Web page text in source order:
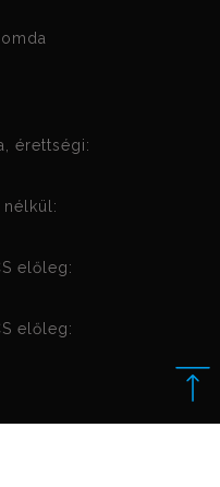
érettségi:
előleg:
előleg: